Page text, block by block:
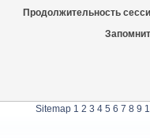
Продолжительность
Sitemap 1 2 3 4 5 6 7 8 9